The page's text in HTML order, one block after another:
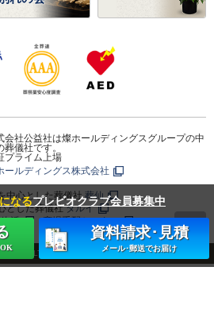
会社公益社は燦ホールディングスグループの中
葬儀社です。
プライム上場
ールディングス株式会社
中心とした葬儀社葬仙
とした葬儀社タルイ
活
斎場手配センター
CO.,LTD. ALL RIGHTS RESERVED
なるプレビオクラブ会員募集中
資料請求･見積
メール･郵送でお届け